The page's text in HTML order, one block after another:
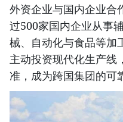
外资企业与国内企业合
过500家国内企业从事
械、自动化与食品等加
主动投资现代化生产线
准，成为跨国集团的可